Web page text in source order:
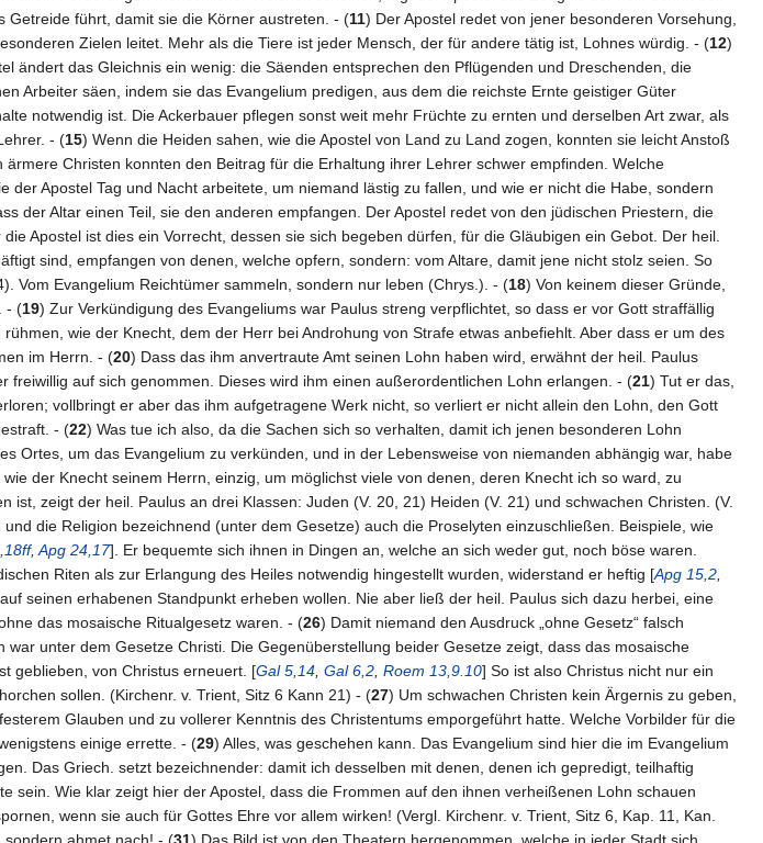
führt, damit sie die Körner austreten. - (11) Der Apostel redet von jener besonderen Vorsehung,
Zielen leitet. Mehr als die Tiere ist jeder Mensch, der für andere tätig ist, Lohnes würdig. - (12)
ändert das Gleichnis ein wenig: die Säenden entsprechen den Pflügenden und Dreschenden, die
Arbeiter säen, indem sie das Evangelium predigen, aus dem die reichste Ernte geistiger Güter
notwendig ist. Die Ackerbauer pflegen sonst weit mehr Früchte zu ernten und derselben Art zwar, als
- (15) Wenn die Heiden sahen, wie die Apostel von Land zu Land zogen, konnten sie leicht Anstoß
Christen konnten den Beitrag für die Erhaltung ihrer Lehrer schwer empfinden. Welche
Apostel Tag und Nacht arbeitete, um niemand lästig zu fallen, und wie er nicht die Habe, sondern
der Altar einen Teil, sie den anderen empfangen. Der Apostel redet von den jüdischen Priestern, die
die Apostel ist dies ein Vorrecht, dessen sie sich begeben dürfen, für die Gläubigen ein Gebot. Der heil.
sind, empfangen von denen, welche opfern, sondern: vom Altare, damit jene nicht stolz seien. So
Vom Evangelium Reichtümer sammeln, sondern nur leben (Chrys.). - (18) Von keinem dieser Gründe,
- (19) Zur Verkündigung des Evangeliums war Paulus streng verpflichtet, so dass er vor Gott straffällig
wie der Knecht, dem der Herr bei Androhung von Strafe etwas anbefiehlt. Aber dass er um des
im Herrn. - (20) Dass das ihm anvertraute Amt seinen Lohn haben wird, erwähnt der heil. Paulus
auf sich genommen. Dieses wird ihm einen außerordentlichen Lohn erlangen. - (21) Tut er das,
vollbringt er aber das ihm aufgetragene Werk nicht, so verliert er nicht allein den Lohn, den Gott
- (22) Was tue ich also, da die Sachen sich so verhalten, damit ich jenen besonderen Lohn
Ortes, um das Evangelium zu verkünden, und in der Lebensweise von niemanden abhängig war, habe
der Knecht seinem Herrn, einzig, um möglichst viele von denen, deren Knecht ich so ward, zu
ist, zeigt der heil. Paulus an drei Klassen: Juden (V. 20, 21) Heiden (V. 21) und schwachen Christen. (V.
die Religion bezeichnend (unter dem Gesetze) auch die Proselyten einzuschließen. Beispiele, wie
, Apg 24,17]. Er bequemte sich ihnen in Dingen an, welche an sich weder gut, noch böse waren.
Riten als zur Erlangung des Heiles notwendig hingestellt wurden, widerstand er heftig [Apg 15,2
seinen erhabenen Standpunkt erheben wollen. Nie aber ließ der heil. Paulus sich dazu herbei, eine
das mosaische Ritualgesetz waren. - (26) Damit niemand den Ausdruck „ohne Gesetz“ falsch
unter dem Gesetze Christi. Die Gegenüberstellung beider Gesetze zeigt, dass das mosaische
geblieben, von Christus erneuert. [Gal 5,14 Gal 6,2 Roem 13,9.10] So ist also Christus nicht nur ein
sollen. (Kirchenr. v. Trient, Sitz 6 Kann 21) - (27) Um schwachen Christen kein Ärgernis zu geben,
Glauben und zu vollerer Kenntnis des Christentums emporgeführt hatte. Welche Vorbilder für die
einige errette. - (29) Alles, was geschehen kann. Das Evangelium sind hier die im Evangelium
Das Griech. setzt bezeichnender: damit ich desselben mit denen, denen ich gepredigt, teilhaftig
sein. Wie klar zeigt hier der Apostel, dass die Frommen auf den ihnen verheißenen Lohn schauen
wenn sie auch für Gottes Ehre vor allem wirken! (Vergl. Kirchenr. v. Trient, Sitz 6, Kap. 11, Kan.